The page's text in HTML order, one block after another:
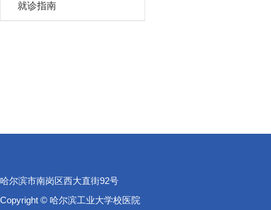
就诊指南
哈尔滨市南岗区西大直街92号
Copyright © 哈尔滨工业大学校医院